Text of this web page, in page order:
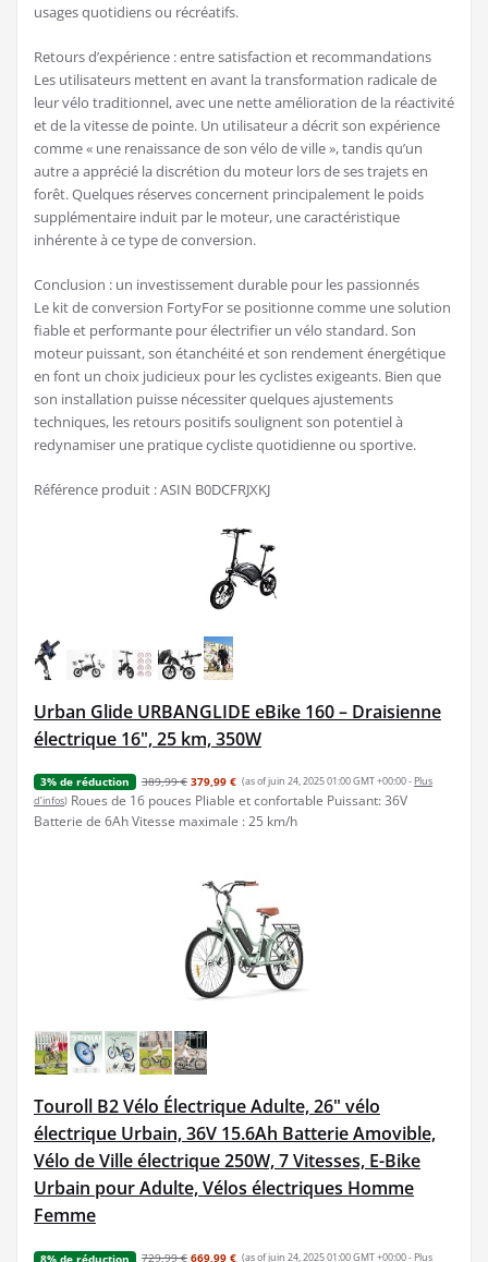
usages quotidiens ou récréatifs.
Retours d’expérience : entre satisfaction et recommandations
Les utilisateurs mettent en avant la transformation radicale de
leur vélo traditionnel, avec une nette amélioration de la réactivité
et de la vitesse de pointe. Un utilisateur a décrit son expérience
comme « une renaissance de son vélo de ville », tandis qu’un
autre a apprécié la discrétion du moteur lors de ses trajets en
forêt. Quelques réserves concernent principalement le poids
supplémentaire induit par le moteur, une caractéristique
inhérente à ce type de conversion.
Conclusion : un investissement durable pour les passionnés
Le kit de conversion FortyFor se positionne comme une solution
fiable et performante pour électrifier un vélo standard. Son
moteur puissant, son étanchéité et son rendement énergétique
en font un choix judicieux pour les cyclistes exigeants. Bien que
son installation puisse nécessiter quelques ajustements
techniques, les retours positifs soulignent son potentiel à
redynamiser une pratique cycliste quotidienne ou sportive.
Référence produit : ASIN B0DCFRJXKJ
Urban Glide URBANGLIDE eBike 160 – Draisienne
électrique 16", 25 km, 350W
3% de réduction 389,99 € 379,99 € (as of juin 24, 2025 01:00 GMT +00:00 - Plus
d’infos) Roues de 16 pouces Pliable et confortable Puissant: 36V
Batterie de 6Ah Vitesse maximale : 25 km/h
Touroll B2 Vélo Électrique Adulte, 26" vélo
électrique Urbain, 36V 15.6Ah Batterie Amovible,
Vélo de Ville électrique 250W, 7 Vitesses, E-Bike
Urbain pour Adulte, Vélos électriques Homme
Femme
8% de réduction 729,99 € 669,99 € (as of juin 24, 2025 01:00 GMT +00:00 - Plus